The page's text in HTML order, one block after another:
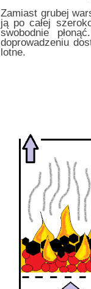
Zamiast grubej
ją po całej
swobodnie
doprowadzeniu
lotne.